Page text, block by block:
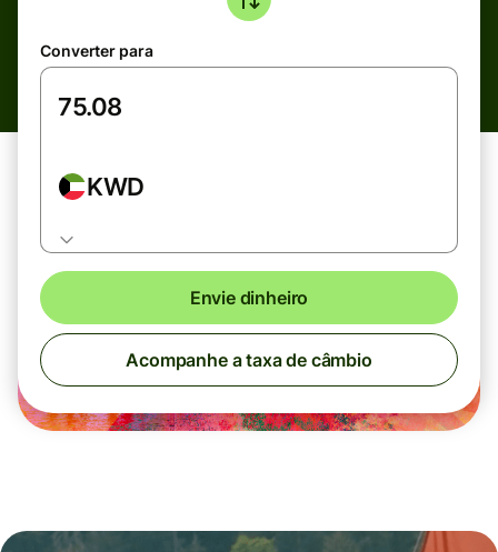
Converter para
KWD
Envie dinheiro
Acompanhe a taxa de câmbio